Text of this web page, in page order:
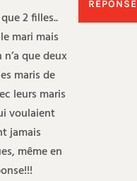
2 filles..
mari mais
que deux
maris de
leurs maris
voulaient
jamais
même en
RÉPONSE